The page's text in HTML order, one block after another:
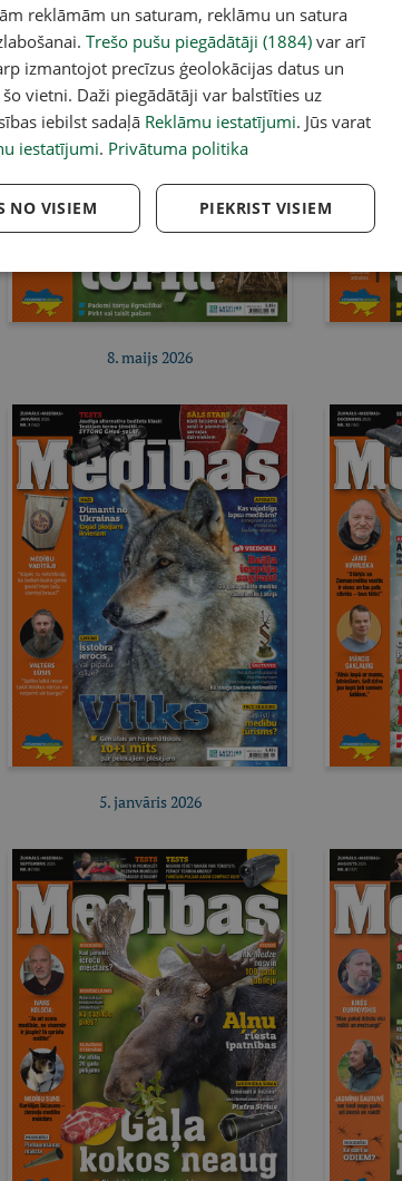
Pirkt e-izdevumu
Pirkt abonementu
8. maijs 2026
Pirkt e-izdevumu
Pirkt abonementu
5. janvāris 2026
reklāmām un saturam, reklāmu un satura
Trešo pušu piegādātāji (1884) var arī
izmantojot precīzus ģeolokācijas datus un
vietni. Daži piegādātāji var balstīties uz
iebilst sadaļā Reklāmu iestatījumi. Jūs varat
iestatījumi. Privātuma politika
PIEKRIST VISIEM
NO VISIEM